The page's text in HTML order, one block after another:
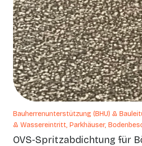
Bauherrenunterstützung (BHU) &
& Wassereintritt, Parkhäuser,
OVS-Spritzabdichtung für